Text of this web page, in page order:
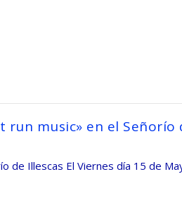
run music» en el Señorío
de Illescas El Viernes día 15 de